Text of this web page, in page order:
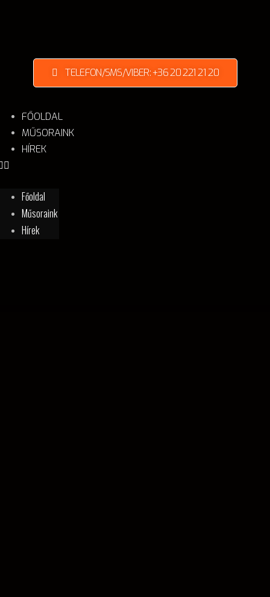
FŐOLDAL
MŰSORAINK
HÍREK
Főoldal
Műsoraink
Hírek
TELEFON/SMS/VIBER: +36 20 221 21 20